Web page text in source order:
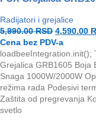
Radijatori i grejalice
5,990.00RSD 4,590.00
Cena bez PDV-a
loadbeeIntegration.init();
Grejalica GRB1605 Boja
Snaga 1000W/2000W
režima rada Podesivi
Zaštita od pregrevanja
svetlo